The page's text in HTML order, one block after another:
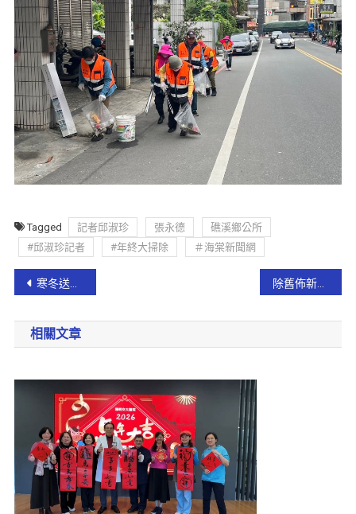
Tagged 記者邱淑珍 張永德
礁溪鄉公所
#邱淑珍記者
#年終大掃除 ＃海棠新聞網
寒冬送暖 羅東鎮送物資關懷弱勢獨居長者暨重度身障獨居者
相關文章